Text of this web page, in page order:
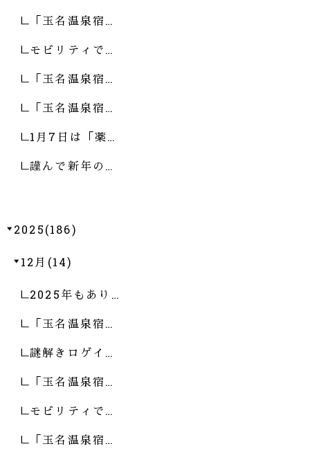
「玉名温泉宿…
モビリティで…
「玉名温泉宿…
「玉名温泉宿…
1月7日は「薬…
謹んで新年の…
2025(186)
12月(14)
2025年もあり…
「玉名温泉宿…
謎解きロゲイ…
「玉名温泉宿…
モビリティで…
「玉名温泉宿…